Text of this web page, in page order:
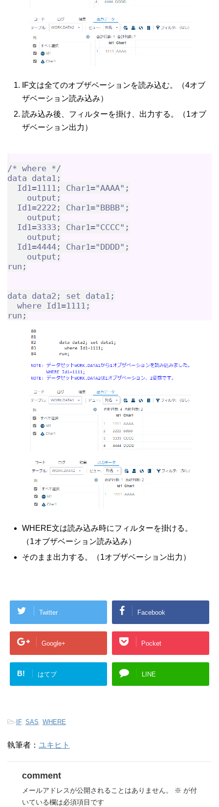
IF文は全てのオブザベーションを読み込む。（4オブ
ザベーション読み込み）
読み込み後、フィルターを掛け、出力する。（1オブ
ザベーション出力）
/* where */
data data1;
  Id1=1111; Char1="AAAA";
    output;
  Id1=2222; Char1="BBBB";
    output;
  Id1=3333; Char1="CCCC";
    output;
  Id1=4444; Char1="DDDD";
    output;
run;
data data2; set data1;
  where Id1=1111;
WHERE文は読み込み時にフィルターを掛ける。
（1オブザベーション読み込み）
そのまま出力する。（1オブザベーション出力）
Twitter Facebook
Google+ Pocket
B! はてブ LINE
- IF, SAS, WHERE
執筆者： ユキヒト
comment
メールアドレスが公開されることはありません。 ※ が付
いている欄は必須項目です